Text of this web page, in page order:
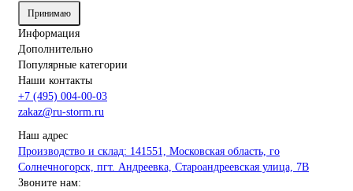
Принимаю
Информация
Дополнительно
Популярные категории
Наши контакты
+7 (495) 004-00-03
zakaz@ru-storm.ru
Наш адрес
Производство и склад: 141551, Московская область, го
Солнечногорск, пгт. Андреевка, Староандреевская улица, 7В
Звоните нам: